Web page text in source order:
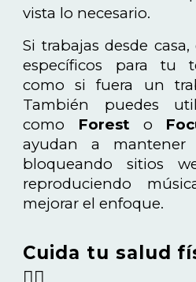
vista lo necesario.
Si trabajas desde
específicos para tu
como si fuera un
También puedes
como Forest o
ayudan a mantener
bloqueando sitios
reproduciendo
mejorar el enfoque.
Cuida tu salud
🧘‍♂️